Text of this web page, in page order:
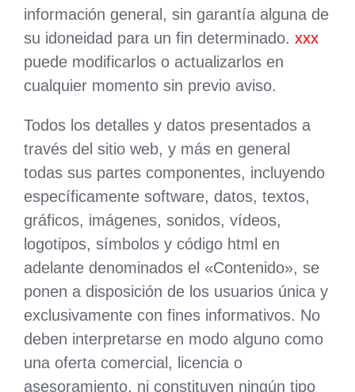
información general, sin garantía alguna de
su idoneidad para un fin determinado. xxx
puede modificarlos o actualizarlos en
cualquier momento sin previo aviso.
Todos los detalles y datos presentados a
través del sitio web, y más en general
todas sus partes componentes, incluyendo
específicamente software, datos, textos,
gráficos, imágenes, sonidos, vídeos,
logotipos, símbolos y código html en
adelante denominados el «Contenido», se
ponen a disposición de los usuarios única y
exclusivamente con fines informativos. No
deben interpretarse en modo alguno como
una oferta comercial, licencia o
asesoramiento, ni constituyen ningún tipo